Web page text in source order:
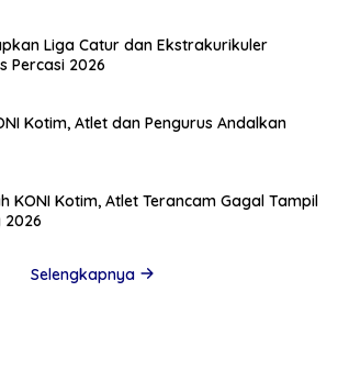
Liga Catur dan Ekstrakurikuler
Percasi 2026
Kotim, Atlet dan Pengurus Andalkan
KONI Kotim, Atlet Terancam Gagal Tampil
Selengkapnya